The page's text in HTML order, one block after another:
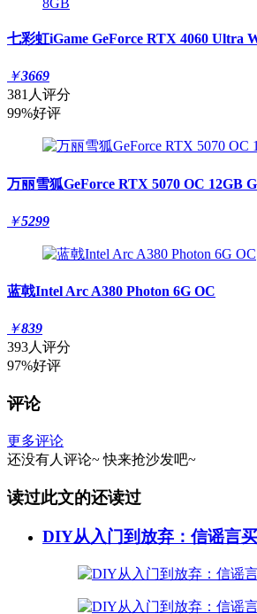
七彩虹iGame GeForce RTX 4060 Ultra
￥3669
381人评分
99%好评
万丽雪狐GeForce RTX 5070 OC 12GB
￥5299
蓝戟Intel Arc A380 Photon 6G OC
￥839
393人评分
97%好评
评论
更多评论
还没有人评论~ 快来抢沙发吧~
读过此文的还读过
DIY从入门到放弃：信谣言